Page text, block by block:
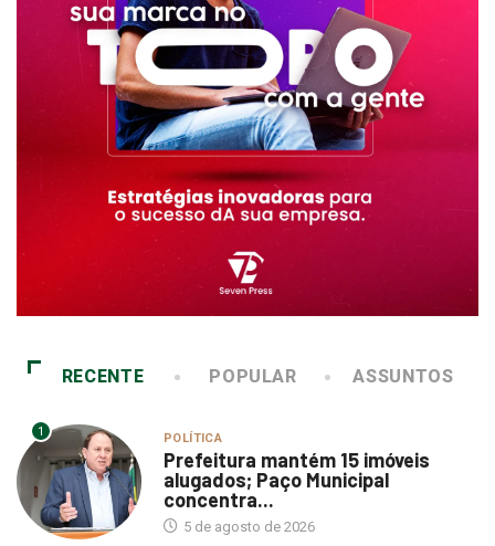
RECENTE POPULAR ASSUNTOS
1 POLÍTICA
Prefeitura mantém 15 imóveis
alugados; Paço Municipal
concentra...
5 de agosto de 2026